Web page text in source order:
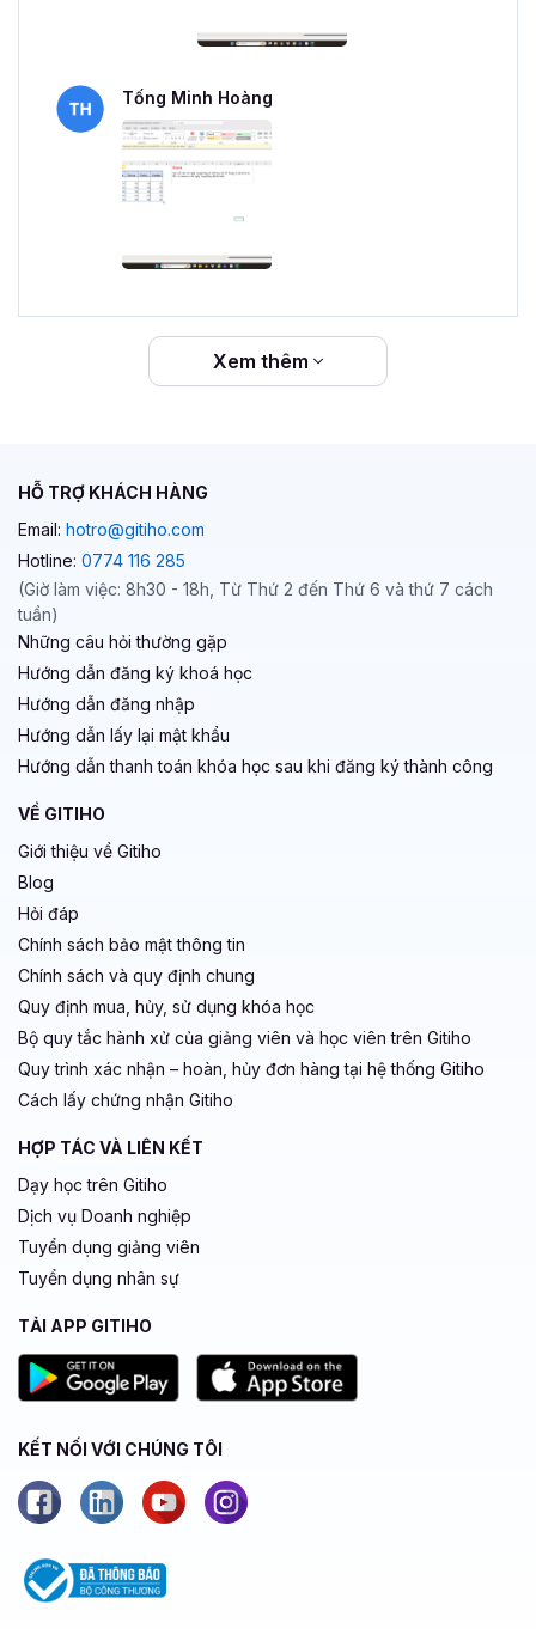
Tống Minh Hoàng
Xem thêm
HỖ TRỢ KHÁCH HÀNG
Email: hotro@gitiho.com
Hotline: 0774 116 285
(Giờ làm việc: 8h30 - 18h, Từ Thứ 2 đến Thứ 6 và thứ 7 cách
tuần)
Những câu hỏi thường gặp
Hướng dẫn đăng ký khoá học
Hướng dẫn đăng nhập
Hướng dẫn lấy lại mật khẩu
Hướng dẫn thanh toán khóa học sau khi đăng ký thành công
VỀ GITIHO
Giới thiệu về Gitiho
Blog
Hỏi đáp
Chính sách bảo mật thông tin
Chính sách và quy định chung
Quy định mua, hủy, sử dụng khóa học
Bộ quy tắc hành xử của giảng viên và học viên trên Gitiho
Quy trình xác nhận – hoàn, hủy đơn hàng tại hệ thống Gitiho
Cách lấy chứng nhận Gitiho
HỢP TÁC VÀ LIÊN KẾT
Dạy học trên Gitiho
Dịch vụ Doanh nghiệp
Tuyển dụng giảng viên
Tuyển dụng nhân sự
TẢI APP GITIHO
KẾT NỐI VỚI CHÚNG TÔI